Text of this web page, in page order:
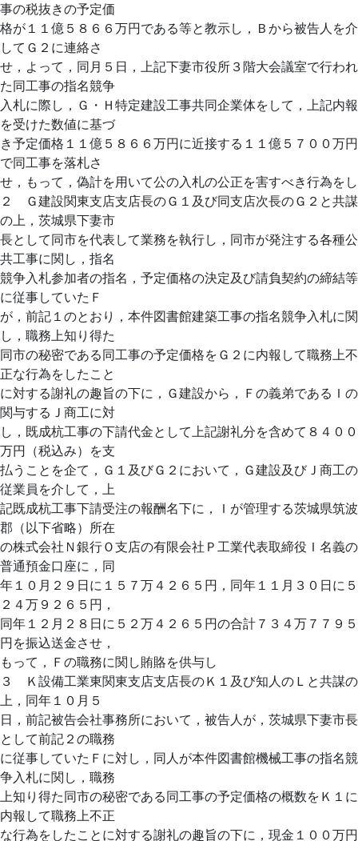
事の税抜きの予定価
格が１１億５８６６万円である等と教示し，Ｂから被告人を介
してＧ２に連絡さ
せ，よって，同月５日，上記下妻市役所３階大会議室で行われ
た同工事の指名競争
入札に際し，Ｇ・Ｈ特定建設工事共同企業体をして，上記内報
を受けた数値に基づ
き予定価格１１億５８６６万円に近接する１１億５７００万円
で同工事を落札さ
せ，もって，偽計を用いて公の入札の公正を害すべき行為をし
２ Ｇ建設関東支店支店長のＧ１及び同支店次長のＧ２と共謀
の上，茨城県下妻市
長として同市を代表して業務を執行し，同市が発注する各種公
共工事に関し，指名
競争入札参加者の指名，予定価格の決定及び請負契約の締結等
に従事していたＦ
が，前記１のとおり，本件図書館建築工事の指名競争入札に関
し，職務上知り得た
同市の秘密である同工事の予定価格をＧ２に内報して職務上不
正な行為をしたこと
に対する謝礼の趣旨の下に，Ｇ建設から，Ｆの義弟であるＩの
関与するＪ商工に対
し，既成杭工事の下請代金として上記謝礼分を含めて８４００
万円（税込み）を支
払うことを企て，Ｇ１及びＧ２において，Ｇ建設及びＪ商工の
従業員を介して，上
記既成杭工事下請受注の報酬名下に，Ｉが管理する茨城県筑波
郡（以下省略）所在
の株式会社Ｎ銀行Ｏ支店の有限会社Ｐ工業代表取締役Ｉ名義の
普通預金口座に，同
年１０月２９日に１５７万４２６５円，同年１１月３０日に５
２４万９２６５円，
同年１２月２８日に５２万４２６５円の合計７３４万７７９５
円を振込送金させ，
もって，Ｆの職務に関し賄賂を供与し
３ Ｋ設備工業東関東支店支店長のＫ１及び知人のＬと共謀の
上，同年１０月５
日，前記被告会社事務所において，被告人が，茨城県下妻市長
として前記２の職務
に従事していたＦに対し，同人が本件図書館機械工事の指名競
争入札に関し，職務
上知り得た同市の秘密である同工事の予定価格の概数をＫ１に
内報して職務上不正
な行為をしたことに対する謝礼の趣旨の下に，現金１００万円